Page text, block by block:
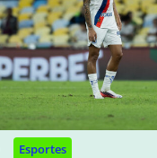
Esportes